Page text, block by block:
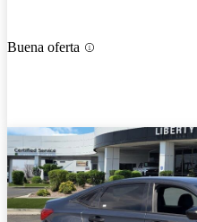
Buena oferta